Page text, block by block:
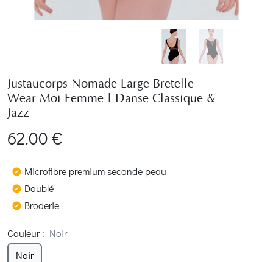
Justaucorps Nomade Large Bretelle
Wear Moi Femme | Danse Classique &
Jazz
62.00 €
Microfibre premium seconde peau
Doublé
Broderie
Couleur : Noir
Noir